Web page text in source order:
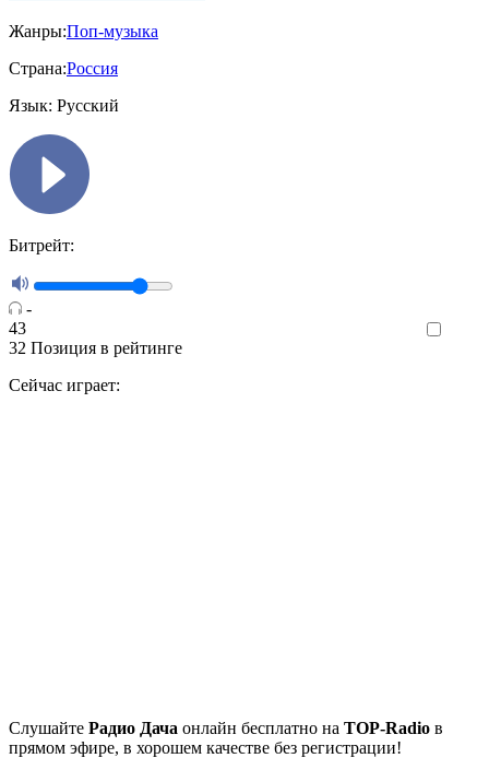
Жанры:Поп-музыка
Страна:Россия
Язык: Русский
Битрейт:
-
43
32 Позиция в рейтинге
Сейчас играет:
Cлушайте Радио Дача онлайн бесплатно на TOP-Radio в
прямом эфире, в хорошем качестве без регистрации!